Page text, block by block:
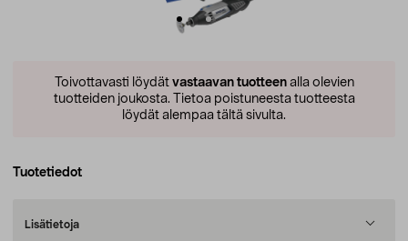
Toivottavasti löydät vastaavan tuotteenalla olevien
tuotteiden joukosta. Tietoa poistuneesta tuotteesta
löydät alempaa tältä sivulta.
Tuotetiedot
Lisätietoja